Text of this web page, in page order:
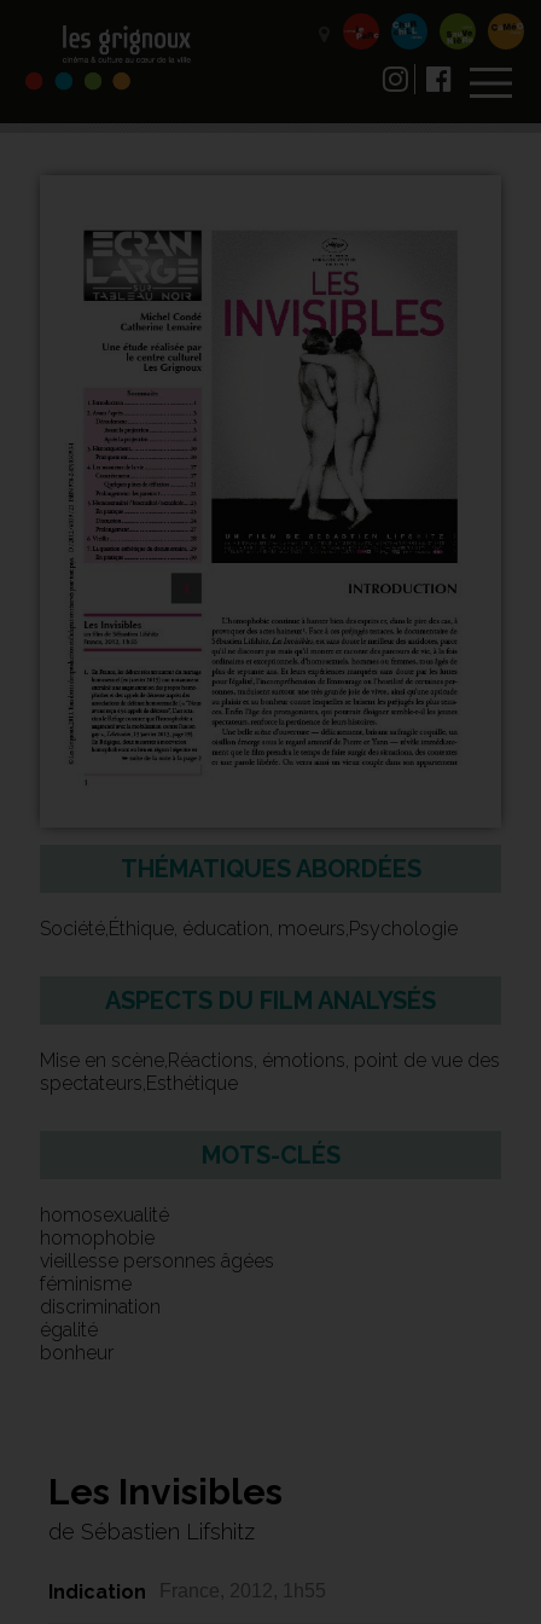
THÉMATIQUES ABORDÉES
Société,Éthique, éducation, moeurs,Psychologie
ASPECTS DU FILM ANALYSÉS
Mise en scène,Réactions, émotions, point de vue des
spectateurs,Esthétique
MOTS-CLÉS
homosexualité
homophobie
vieillesse personnes âgées
féminisme
discrimination
égalité
bonheur
Les Invisibles
de Sébastien Lifshitz
Indication France, 2012, 1h55